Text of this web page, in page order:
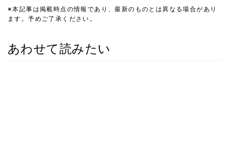
※本記事は掲載時点の情報であり、最新のものとは異なる場合があり
ます。予めご了承ください。
あわせて読みたい